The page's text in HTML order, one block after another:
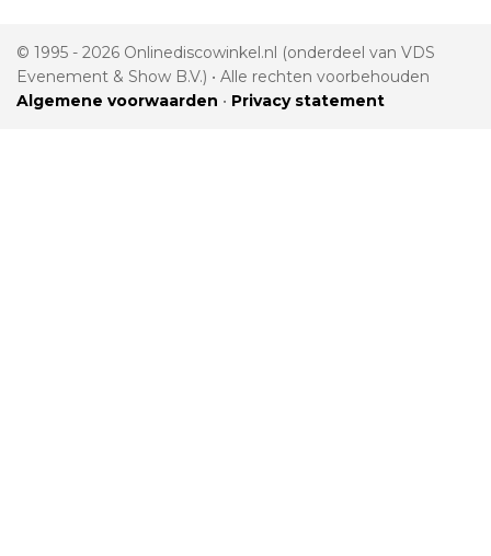
© 1995 - 2026 Onlinediscowinkel.nl (onderdeel van VDS
Evenement & Show B.V.) • Alle rechten voorbehouden
Algemene voorwaarden • Privacy statement